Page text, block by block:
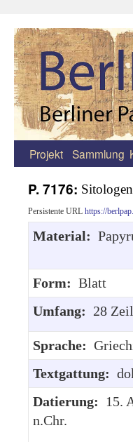
Zum
springen
Projekt Sammlung
P. 7176:
Persistente URL https://
Material:
Form: Blatt
Umfang: 28
Sprache:
Textgattung:
Datierung: 15.
n.Chr.